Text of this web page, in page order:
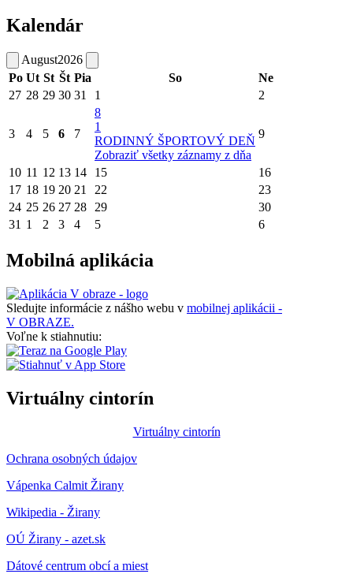
Kalendár
August2026
Po Ut St Št Pia So
Ne
27 28 29 30 31 1 2
3 4 5 6 7
8
1
RODINNÝ ŠPORTOVÝ DEŇ
Zobraziť všetky záznamy z dňa
9
10 11 12 13 14 15
16
17 18 19 20 21 22
23
24 25 26 27 28 29
30
31 1 2 3 4 5 6
Mobilná aplikácia
Sledujte informácie z nášho webu v mobilnej aplikácii -
V OBRAZE.
Voľne k stiahnutiu:
Virtuálny cintorín
Virtuálny cintorín
Ochrana osobných údajov
Vápenka Calmit Žirany
Wikipedia - Žirany
OÚ Žirany - azet.sk
Dátové centrum obcí a miest